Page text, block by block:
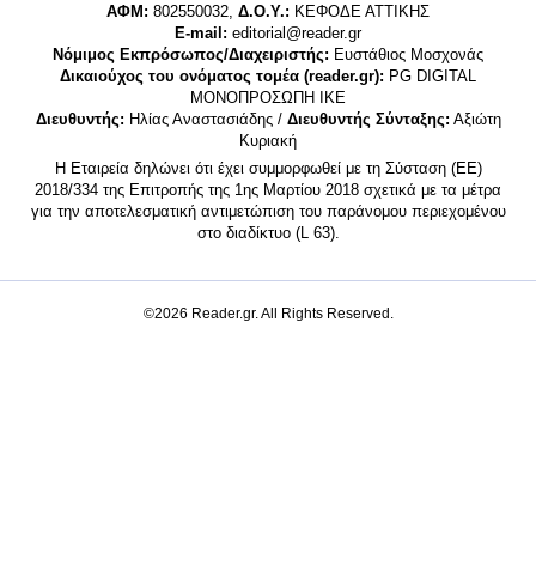
ΑΦΜ: 802550032, Δ.Ο.Υ.: ΚΕΦΟΔΕ ΑΤΤΙΚΗΣ
E-mail: editorial@reader.gr
Νόμιμος Εκπρόσωπος/Διαχειριστής: Ευστάθιος Μοσχονάς
Δικαιούχος του ονόματος τομέα (reader.gr): PG DIGITAL
MONΟΠΡΟΣΩΠΗ ΙΚΕ
Διευθυντής: Ηλίας Αναστασιάδης / Διευθυντής Σύνταξης: Αξιώτη
Κυριακή
Η Εταιρεία δηλώνει ότι έχει συμμορφωθεί με τη Σύσταση (ΕΕ)
2018/334 της Επιτροπής της 1ης Μαρτίου 2018 σχετικά με τα μέτρα
για την αποτελεσματική αντιμετώπιση του παράνομου περιεχομένου
στο διαδίκτυο (L 63).
©2026 Reader.gr. All Rights Reserved.